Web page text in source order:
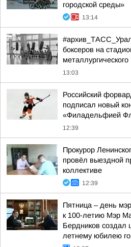
городской среды»
13:14
боксеров на
13:03
Российский
подписал новый
«Филадельфией
12:39
Прокурор
провёл выездной
коллективе
12:39
Пятница – день
к 100-летию Мэр
Бердников создал
летнему юбилею